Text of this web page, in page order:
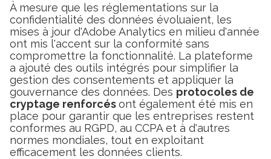
À mesure que les réglementations sur la
confidentialité des données évoluaient, les
mises à jour d'Adobe Analytics en milieu d'année
ont mis l'accent sur la conformité sans
compromettre la fonctionnalité. La plateforme
a ajouté des outils intégrés pour simplifier la
gestion des consentements et appliquer la
gouvernance des données. Des protocoles de
cryptage renforcésont également été mis en
place pour garantir que les entreprises restent
conformes au RGPD, au CCPA et à d'autres
normes mondiales, tout en exploitant
efficacement les données clients.